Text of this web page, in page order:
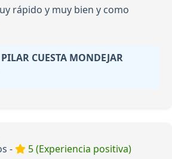
rápido y muy bien y como
PILAR CUESTA MONDEJAR
-
5 (Experiencia positiva)